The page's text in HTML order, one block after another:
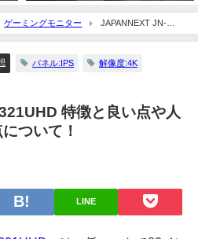
て使い分けられる！
ゲーミングモニター
JAPANNEXT JN-
は気になる点について！
パネル:IPS 解像度:4K
特徴と良い点や人
ついて！
LINE